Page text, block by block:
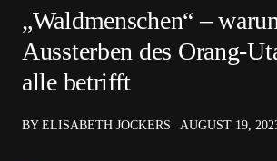
„Waldmenschen“ –
Aussterben des Orang-
alle betrifft
BY ELISABETH JOCKERS AUGUST 19,